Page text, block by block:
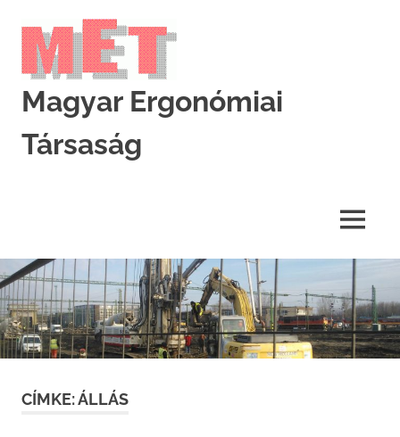
content
Magyar Ergonómiai
Társaság
MENU
CÍMKE:ÁLLÁS